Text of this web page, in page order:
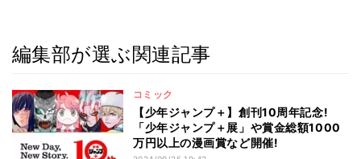
編集部が選ぶ関連記事
コミック
【少年ジャンプ＋】創刊10周年記念!
「少年ジャンプ＋展」や賞金総額1000
万円以上の漫画賞など開催!